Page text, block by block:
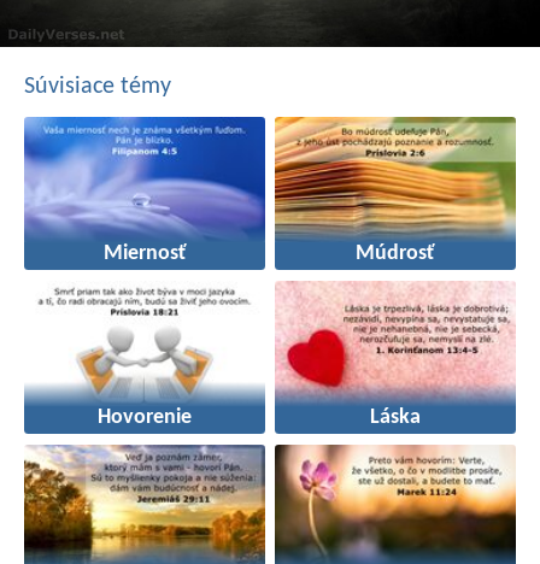
Súvisiace témy
Miernosť Múdrosť
Hovorenie Láska